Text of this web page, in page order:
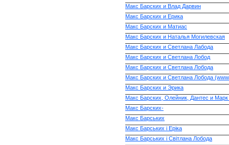
Макс Барских и Влад Дарвин
Макс Барских и Ерика
Макс Барских и Матиас
Макс Барских и Наталья Могилевская
Макс Барских и Светлана Лабода
Макс Барских и Светлана Лобод
Макс Барских и Светлана Лобода
Макс Барских и Светлана Лобода
Макс Барских и Эрика
Макс Барских, Олейник, Дантес и
Макс Барских-
Макс Барських
Макс Барських і Еріка
Макс Барських і Світлана Лобода